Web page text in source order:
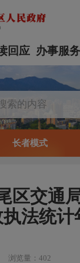
回应 办事服务
长者模式
区交通
法统计
浏览量：402